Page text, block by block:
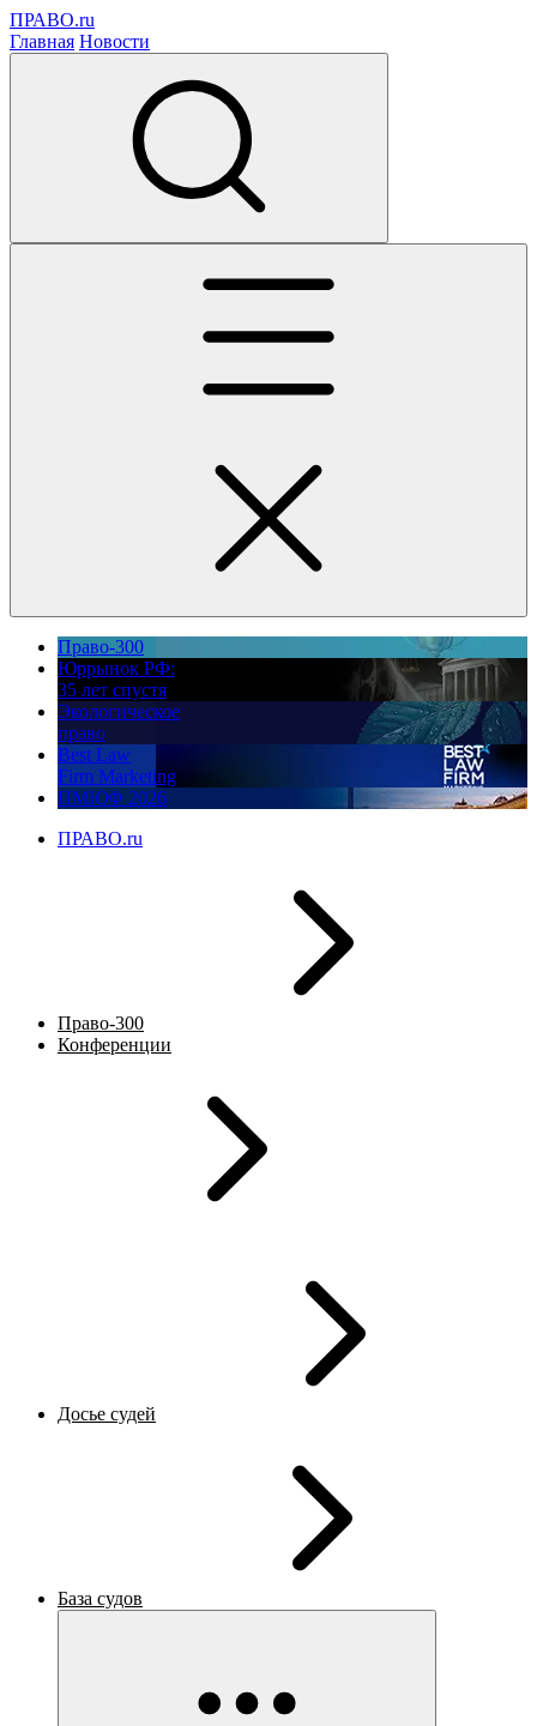
ПРАВО.ru
Главная Новости
Право-300
Юррынок РФ:
35 лет спустя
Экологическое
право
Best Law
Firm Marketing
ПМЮФ 2026
ПРАВО.ru
Право-300
Конференции
Досье судей
База судов